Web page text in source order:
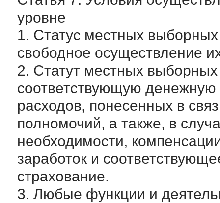
уровне
1. Статус местных
свободное осуществление
2. Статут местных
соответствующую
расходов, понесенных в
полномочий, а также, в
необходимости,
заработок и
страхование.
3. Любые функции и